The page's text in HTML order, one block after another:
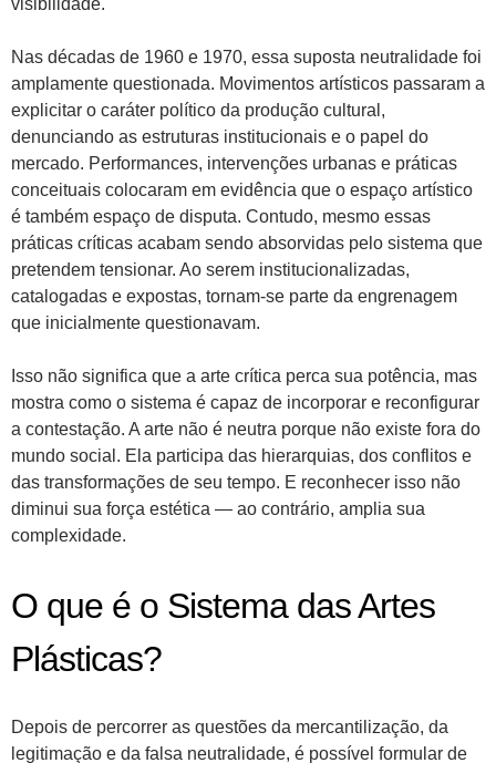
visibilidade.
Nas décadas de 1960 e 1970, essa suposta neutralidade foi
amplamente questionada. Movimentos artísticos passaram a
explicitar o caráter político da produção cultural,
denunciando as estruturas institucionais e o papel do
mercado. Performances, intervenções urbanas e práticas
conceituais colocaram em evidência que o espaço artístico
é também espaço de disputa. Contudo, mesmo essas
práticas críticas acabam sendo absorvidas pelo sistema que
pretendem tensionar. Ao serem institucionalizadas,
catalogadas e expostas, tornam-se parte da engrenagem
que inicialmente questionavam.
Isso não significa que a arte crítica perca sua potência, mas
mostra como o sistema é capaz de incorporar e reconfigurar
a contestação. A arte não é neutra porque não existe fora do
mundo social. Ela participa das hierarquias, dos conflitos e
das transformações de seu tempo. E reconhecer isso não
diminui sua força estética — ao contrário, amplia sua
complexidade.
O que é o Sistema das Artes
Plásticas?
Depois de percorrer as questões da mercantilização, da
legitimação e da falsa neutralidade, é possível formular de